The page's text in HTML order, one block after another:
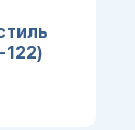
122)